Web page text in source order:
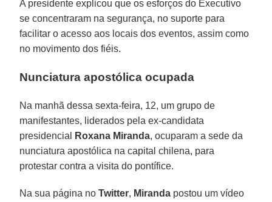
A presidente explicou que os esforços do Executivo
se concentraram na segurança, no suporte para
facilitar o acesso aos locais dos eventos, assim como
no movimento dos fiéis.
Nunciatura apostólica ocupada
Na manhã dessa sexta-feira, 12, um grupo de
manifestantes, liderados pela ex-candidata
presidencial
Roxana Miranda, ocuparam a sede da
nunciatura apostólica na capital chilena, para
protestar contra a visita do pontífice.
Na sua página noTwitter, Miranda postou um vídeo